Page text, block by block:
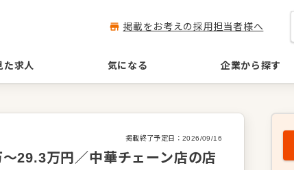
掲載をお考えの採用担当者様へ
た求人 気になる 企業から探す
掲載終了予定日： 2026/09/16
29.3万円／中華チェーン店の店